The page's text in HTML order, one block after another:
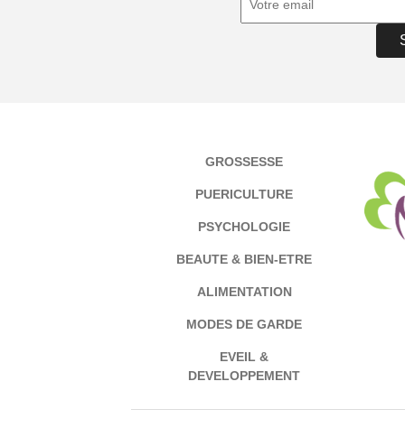
GROSSESSE
PUERICULTURE
PSYCHOLOGIE
BEAUTE & BIEN-ETRE
ALIMENTATION
MODES DE GARDE
EVEIL &
DEVELOPPEMENT